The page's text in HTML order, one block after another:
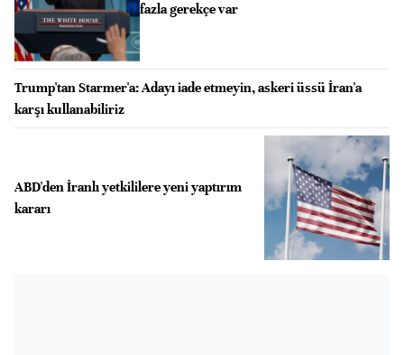
fazla gerekçe var
Trump'tan Starmer'a: Adayı iade etmeyin, askeri üssü İran'a
karşı kullanabiliriz
ABD'den İranlı yetkililere yeni yaptırım
kararı